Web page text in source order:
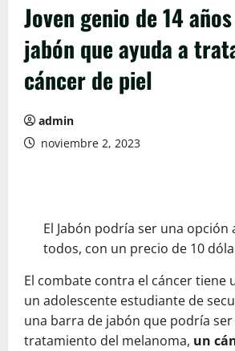
Joven genio de 14
jabón que ayuda a
cáncer de piel
admin
noviembre 2, 2023
El Jabón podría ser una opción
todos, con un precio de 10
El combate contra el cáncer tiene
un adolescente estudiante de
una barra de jabón que podría
tratamiento del melanoma, un